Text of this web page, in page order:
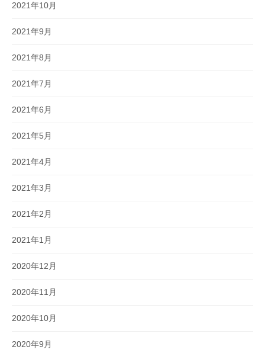
2021年10月
2021年9月
2021年8月
2021年7月
2021年6月
2021年5月
2021年4月
2021年3月
2021年2月
2021年1月
2020年12月
2020年11月
2020年10月
2020年9月